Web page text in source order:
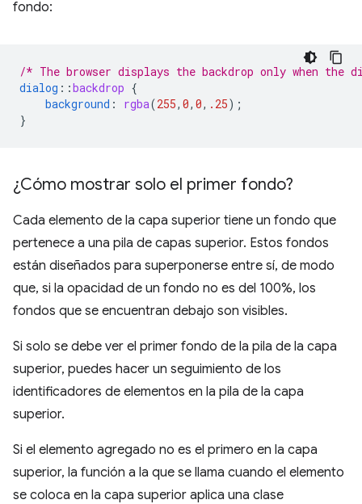
fondo:
/* The browser displays the backdrop only when the
dialog ::backdrop {
background : rgba(255, 0, 0, .25);
}
¿Cómo mostrar solo el primer fondo?
Cada elemento de la capa superior tiene un fondo que
pertenece a una pila de capas superior. Estos fondos
están diseñados para superponerse entre sí, de modo
que, si la opacidad de un fondo no es del 100%, los
fondos que se encuentran debajo son visibles.
Si solo se debe ver el primer fondo de la pila de la capa
superior, puedes hacer un seguimiento de los
identificadores de elementos en la pila de la capa
superior.
Si el elemento agregado no es el primero en la capa
superior, la función a la que se llama cuando el elemento
se coloca en la capa superior aplica una clase